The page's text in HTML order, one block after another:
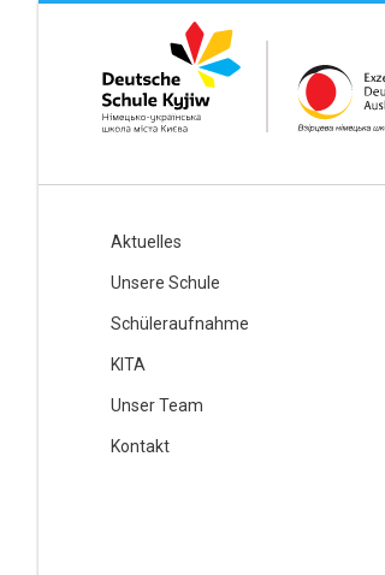
Aktuelles
Unsere Schule
Schüleraufnahme
KITA
Unser Team
Kontakt